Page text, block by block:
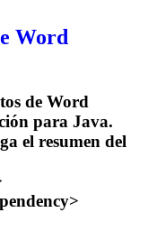
Word
de Word
para Java.
el resumen del